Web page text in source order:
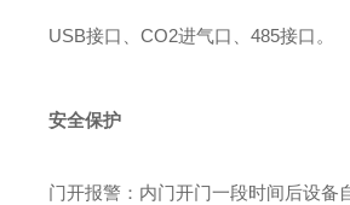
USB接口、CO2进气口、485接口。
安全保护
门开报警：内门开门一段时间后设备